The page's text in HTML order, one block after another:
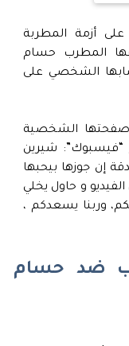
على أزمة المطربة
المطرب حسام
الشخصي على
صفحتها الشخصية
“فيسبوك”: شيرين
إن جوزها بيحبها
و حاول يخلي
وربنا يسعدكم ،
ضد حسام